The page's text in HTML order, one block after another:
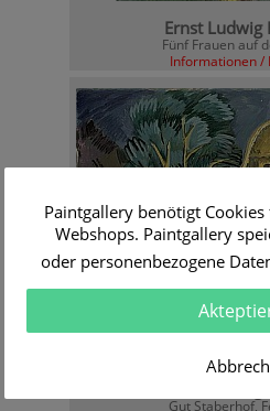
Ernst Ludwig
Fünf Frauen auf
Informationen /
Gut Staberhof,
Paintgallery benötigt
Webshops. Paintgallery
oder personenbezogene